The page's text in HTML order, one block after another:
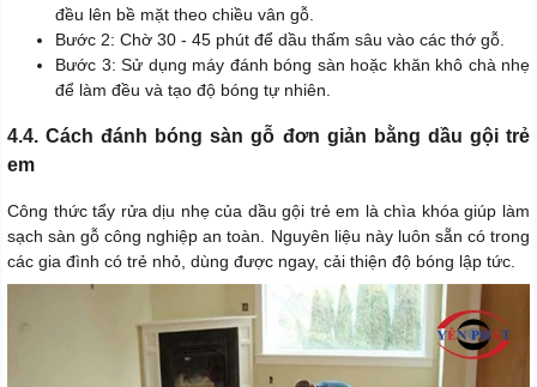
đều lên bề mặt theo chiều vân gỗ.
Bước 2: Chờ 30 - 45 phút để dầu thấm sâu vào các thớ gỗ.
Bước 3: Sử dụng máy đánh bóng sàn hoặc khăn khô chà nhẹ
để làm đều và tạo độ bóng tự nhiên.
4.4. Cách đánh bóng sàn gỗ đơn giản bằng dầu gội trẻ
em
Công thức tẩy rửa dịu nhẹ của dầu gội trẻ em là chìa khóa giúp làm
sạch sàn gỗ công nghiệp an toàn. Nguyên liệu này luôn sẵn có trong
các gia đình có trẻ nhỏ, dùng được ngay, cải thiện độ bóng lập tức.